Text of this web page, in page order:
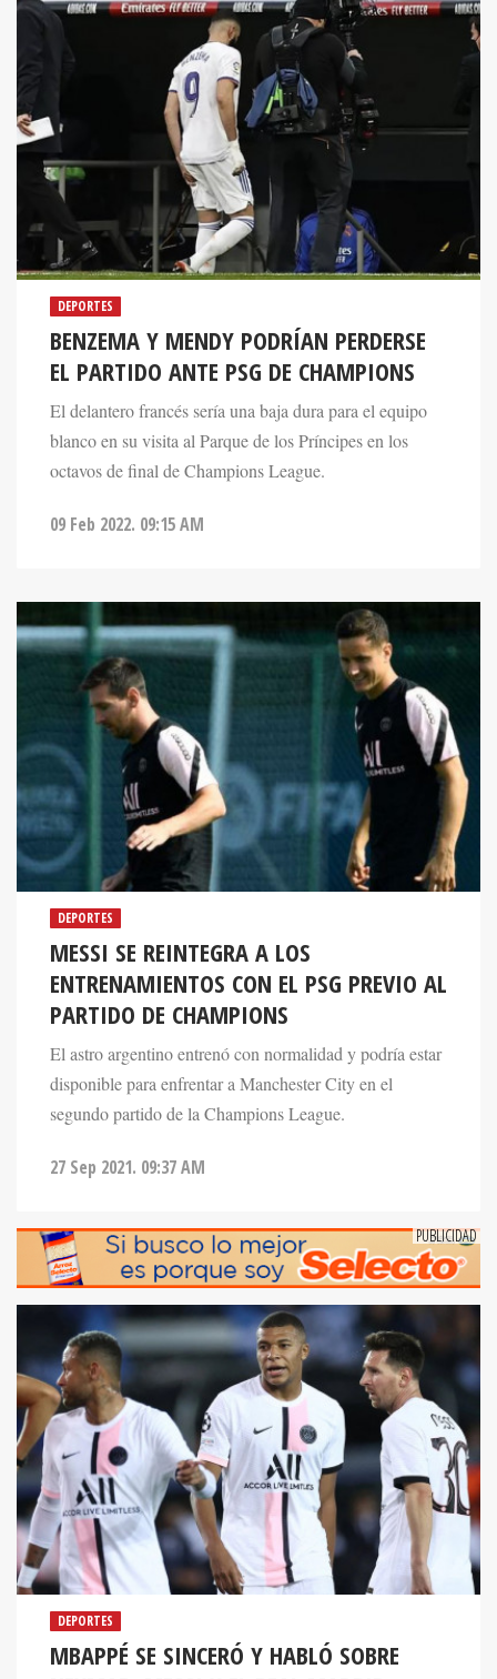
DEPORTES
BENZEMA Y MENDY PODRÍAN PERDERSE
EL PARTIDO ANTE PSG DE CHAMPIONS
El delantero francés sería una baja dura para el equipo
blanco en su visita al Parque de los Príncipes en los
octavos de final de Champions League.
09 Feb 2022. 09:15 AM
DEPORTES
MESSI SE REINTEGRA A LOS
ENTRENAMIENTOS CON EL PSG PREVIO AL
PARTIDO DE CHAMPIONS
El astro argentino entrenó con normalidad y podría estar
disponible para enfrentar a Manchester City en el
segundo partido de la Champions League.
27 Sep 2021. 09:37 AM
DEPORTES
MBAPPÉ SE SINCERÓ Y HABLÓ SOBRE
NEYMAR, MESSI Y EL REAL MADRID